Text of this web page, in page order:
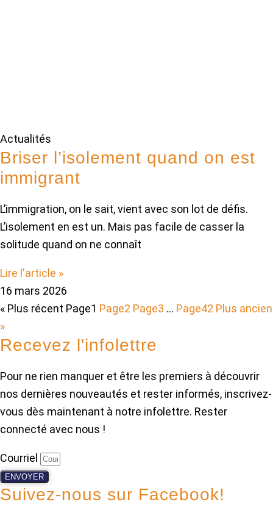
Actualités
Briser l’isolement quand on est
immigrant
L’immigration, on le sait, vient avec son lot de défis.
L’isolement en est un. Mais pas facile de casser la
solitude quand on ne connaît
Lire l'article »
16 mars 2026
« Plus récent Page1 Page2 Page3 … Page42 Plus ancien
»
Recevez l'infolettre
Pour ne rien manquer et être les premiers à découvrir
nos dernières nouveautés et rester informés, inscrivez-
vous dès maintenant à notre infolettre. Rester
connecté avec nous !
Courriel
ENVOYER
Suivez-nous sur Facebook!